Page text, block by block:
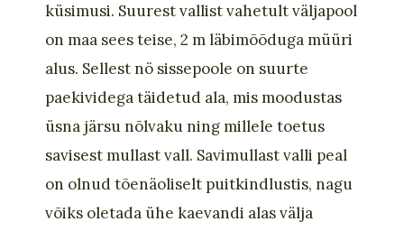
küsimusi. Suurest vallist vahetult väljapool
on maa sees teise, 2 m läbimõõduga müüri
alus. Sellest nö sissepoole on suurte
paekividega täidetud ala, mis moodustas
üsna järsu nõlvaku ning millele toetus
savisest mullast vall. Savimullast valli peal
on olnud tõenäoliselt puitkindlustis, nagu
võiks oletada ühe kaevandi alas välja